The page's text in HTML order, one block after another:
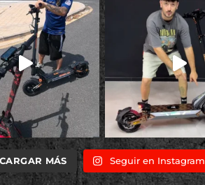
CARGAR MÁS Seguir en Instagram